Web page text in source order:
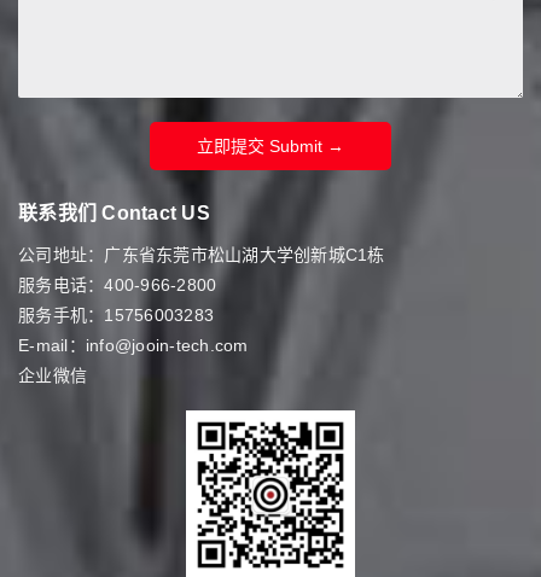
立即提交 Submit →
联系我们 Contact US
公司地址：广东省东莞市松山湖大学创新城C1栋
服务电话：400-966-2800
服务手机：15756003283
E-mail：info@jooin-tech.com
企业微信